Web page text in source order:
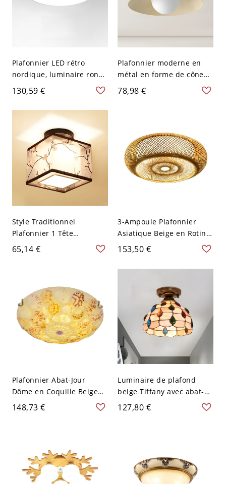
Plafonnier LED rétro
nordique, luminaire rond
en métal brillant pour
plafonds bas - Beige 110
V-120 V 30,48 cm
130,59 €
Plafonnier moderne en
métal en forme de cône
avec lumières bi-pin et
abat-jour en fer - Beige
78,98 €
Style Traditionnel
Plafonnier 1 Tête
Luminaire Encastré Abat-
Jour en Tissu Noir - 110 V-
65,14 €
3-Ampoule Plafonnier
Asiatique Beige en Rotin
de Bambou Lampe
Encastrée Design de
Tambour - 110 V-120 V
153,50 €
Plafonnier Abat-Jour
Dôme en Coquille Beige
Lampe Encastrée Style
Tiffany - Beige 110 V-120 V
148,73 €
Luminaire de plafond
beige Tiffany avec abat-
jour en coquillage bijouté
pour couloir unique
127,80 €